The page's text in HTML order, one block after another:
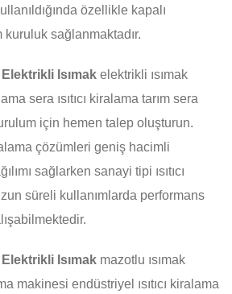
özellikle kapalı
sağlanmaktadır.
Isımak elektrikli ısımak
sera ısıtıcı kiralama tarım sera
için hemen talep oluşturun.
çözümleri geniş hacimli
sağlarken sanayi tipi ısıtıcı
süreli kullanımlarda performans
Isımak mazotlu ısımak
makinesi endüstriyel ısıtıcı kiralama